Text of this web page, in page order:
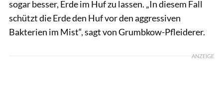
sogar besser, Erde im Huf zu lassen. „In diesem Fall
schützt die Erde den Huf vor den aggressiven
Bakterien im Mist“, sagt von Grumbkow-Pfleiderer.
ANZEIGE